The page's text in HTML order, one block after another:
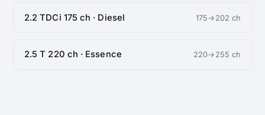
2.2 TDCi 175 ch · Diesel 175→202 ch
2.5 T 220 ch · Essence 220→255 ch